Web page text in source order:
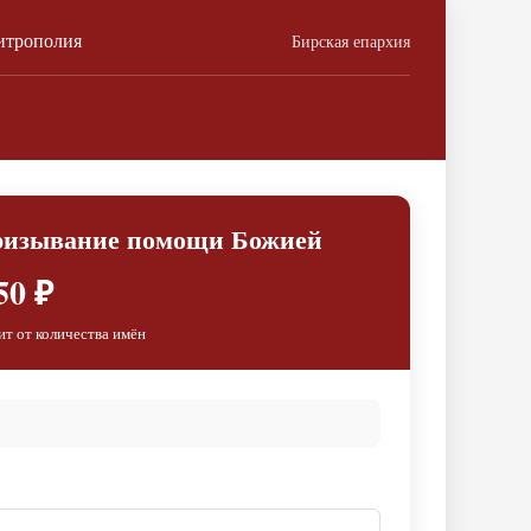
Бирская епархия
помощи Божией
₽
от количества имён